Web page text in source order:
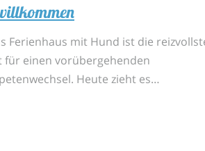
Ferienhaus mit Hund ist die
für einen vorübergehenden
Heute zieht es…